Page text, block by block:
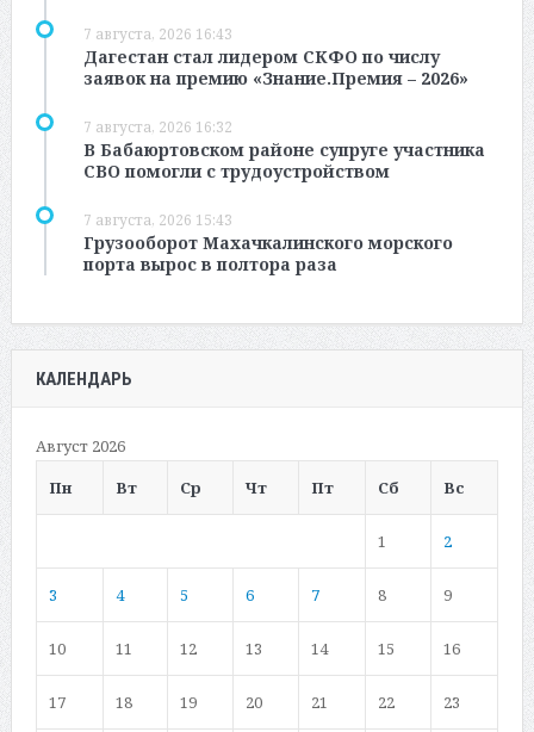
7 августа, 2026 16:43
Дагестан стал лидером СКФО по числу
заявок на премию «Знание.Премия – 2026»
7 августа, 2026 16:32
В Бабаюртовском районе супруге участника
СВО помогли с трудоустройством
7 августа, 2026 15:43
Грузооборот Махачкалинского морского
порта вырос в полтора раза
КАЛЕНДАРЬ
Август 2026
Пн
Вт Ср Чт Пт Сб Вс
1 2
3 4 5 6 7 8 9
10 11 12 13 14 15 16
17 18 19 20 21 22 23